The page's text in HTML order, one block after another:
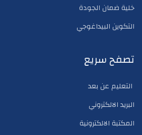
خلية ضمان الجودة
التكوين البيداغوجي
تصفح سريع
التعليم عن بعد
البريد الالكتروني
المكتبة الالكترونية